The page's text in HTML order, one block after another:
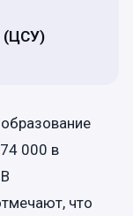
(ЦСУ)
000 в
что